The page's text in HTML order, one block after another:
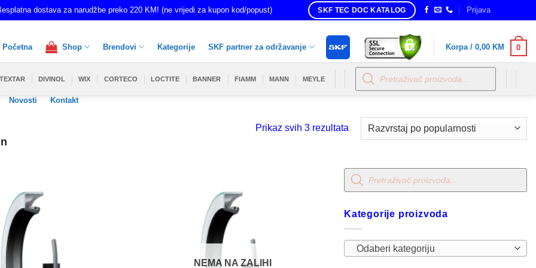
dostava za narudžbe preko 220 KM! (ne vrijedi za kupon kod/popust) SKF TEC DOC KATALOG Prijava
Početna Shop Brendovi Kategorije SKF partner za održavanje
Novosti Kontakt
Korpa / 0,00 KM 0
TEXTAR DIVINOL WIX CORTECO LOCTITE BANNER FIAMM MANN MEYLE
Products
search
Prikaz svih 3 rezultataSorted
NEMA NA ZALIHI
Products
search
Kategorije proizvoda
Odaberi kategoriju